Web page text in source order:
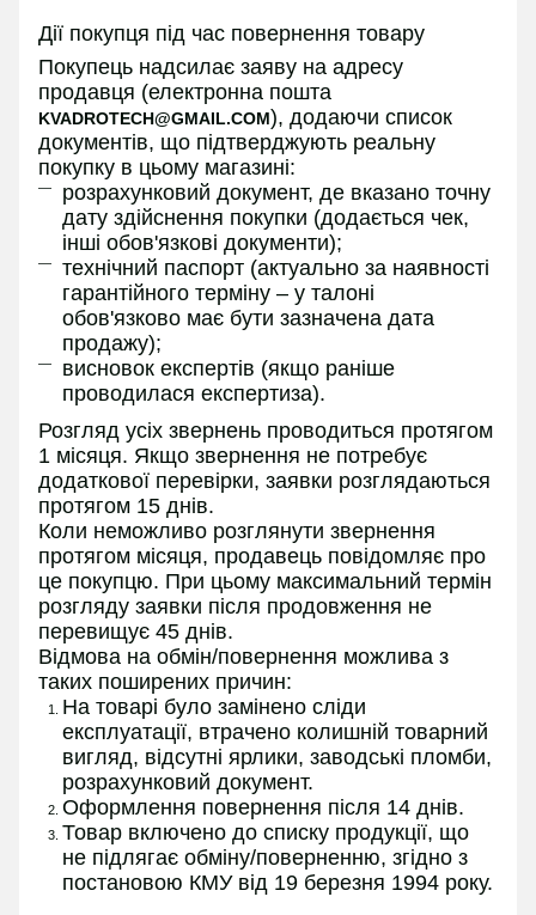
Дії покупця під час повернення товару
Покупець надсилає заяву на адресу
продавця (електронна пошта
KVADROTECH@GMAIL.COM), додаючи список
документів, що підтверджують реальну
покупку в цьому магазині:
розрахунковий документ, де вказано точну
дату здійснення покупки (додається чек,
інші обов'язкові документи);
технічний паспорт (актуально за наявності
гарантійного терміну – у талоні
обов'язково має бути зазначена дата
продажу);
висновок експертів (якщо раніше
проводилася експертиза).
Розгляд усіх звернень проводиться протягом
1 місяця. Якщо звернення не потребує
додаткової перевірки, заявки розглядаються
протягом 15 днів.
Коли неможливо розглянути звернення
протягом місяця, продавець повідомляє про
це покупцю. При цьому максимальний термін
розгляду заявки після продовження не
перевищує 45 днів.
Відмова на обмін/повернення можлива з
таких поширених причин:
На товарі було замінено сліди
експлуатації, втрачено колишній товарний
вигляд, відсутні ярлики, заводські пломби,
розрахунковий документ.
Оформлення повернення після 14 днів.
Товар включено до списку продукції, що
не підлягає обміну/поверненню, згідно з
постановою КМУ від 19 березня 1994 року.